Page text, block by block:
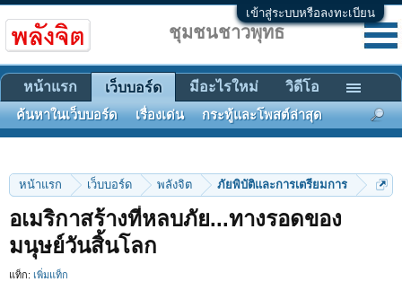
เข้าสู่ระบบหรือลงทะเบียน
หน้าแรก เว็บบอร์ด พลังจิต ภัยพิบัติและการเตรียมการ
อเมริกาสร้างที่หลบภัย...ทางรอดของ
มนุษย์วันสิ้นโลก
แท็ก: เพิ่มแท็ก
1 2 ถัดไป >
ชุมชนชาวพุทธ
หน้าแรก เว็บบอร์ด
ค้นหาในเว็บบอร์ด เรื่องเด่น กระทู้และโพสต์ล่าสุด
มีอะไรใหม่ วิดีโอ